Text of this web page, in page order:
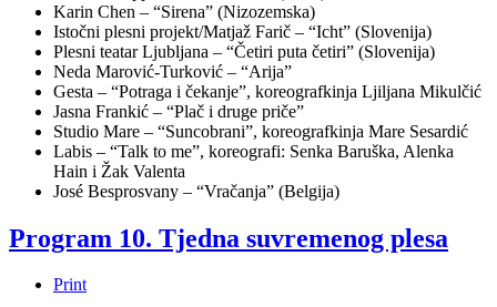
Karin Chen – “Sirena” (Nizozemska)
Istočni plesni projekt/Matjaž Farič – “Icht” (Slovenija)
Plesni teatar Ljubljana – “Četiri puta četiri” (Slovenija)
Neda Marović-Turković – “Arija”
Gesta – “Potraga i čekanje”, koreografkinja Ljiljana Mikulčić
Jasna Frankić – “Plač i druge priče”
Studio Mare – “Suncobrani”, koreografkinja Mare Sesardić
Labis – “Talk to me”, koreografi: Senka Baruška, Alenka
Hain i Žak Valenta
José Besprosvany – “Vračanja” (Belgija)
Program 10. Tjedna suvremenog plesa
Print